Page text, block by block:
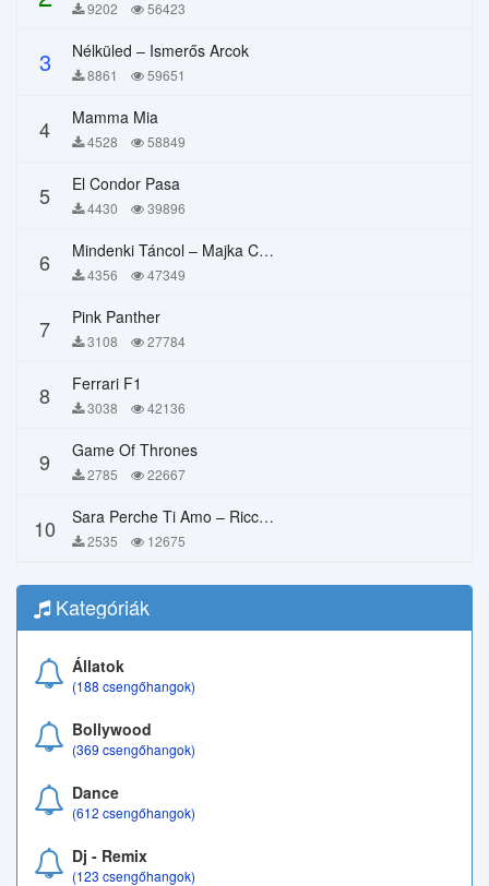
9202 56423
3 Nélküled – Ismerős Arcok
8861 59651
4 Mamma Mia
4528 58849
5 El Condor Pasa
4430 39896
6 Mindenki Táncol – Majka Curtis, Péter Majoros
4356 47349
7 Pink Panther
3108 27784
8 Ferrari F1
3038 42136
9 Game Of Thrones
2785 22667
10 Sara Perche Ti Amo – Ricchi E Poveri
2535 12675
Kategóriák
Állatok
(188 csengőhangok)
Bollywood
(369 csengőhangok)
Dance
(612 csengőhangok)
Dj - Remix
(123 csengőhangok)